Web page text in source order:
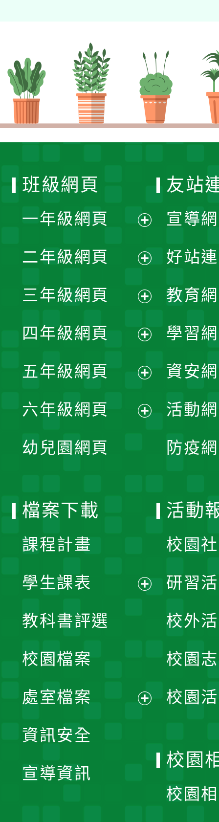
班級網頁
一年級網頁
開
選
單
二年級網頁
開
選
單
三年級網頁
開
選
單
四年級網頁
開
選
五年級網頁
開
六年級網頁
幼兒園網頁
友站
宣導
好站
教育
學習
資安
活動
防疫
檔案下載
課程計畫
學生課表
單
教科書評選
校園檔案
處室檔案
資訊安全
宣導資訊
活動
校園
研習
校外
校園
校園
校園
校園